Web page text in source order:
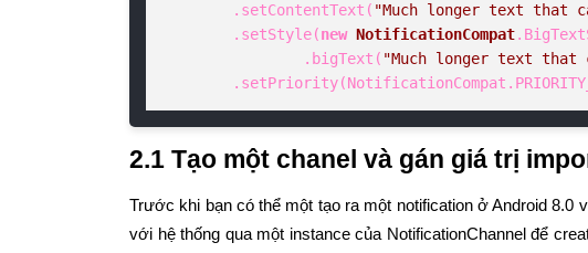
        .setContentText(
"Much longer text
        .setStyle(
new NotificationCompat
                .bigText(
"Much longer text
2.1 Tạo một chanel và gán giá trị
Trước khi bạn có thể một tạo ra một notification ở Android 8.0
với hệ thống qua một instance của NotificationChannel để